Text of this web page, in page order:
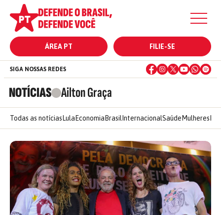
ÁREA PT FILIE-SE
NOTÍCIAS Ailton Graça
SIGA NOSSAS REDES
Todas as notícias Lula Economia Brasil InternacionalSaúde Mulheres